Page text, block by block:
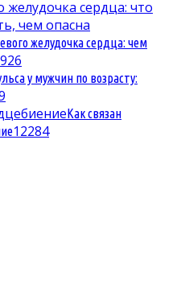
желудочка сердца: чем
у мужчин по возрасту:
Как связан
12284